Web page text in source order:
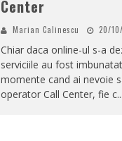
Center
Marian Calinescu 20/
Chiar daca online-ul s-a
serviciile au fost
momente cand ai nevoie
operator Call Center, fie c...